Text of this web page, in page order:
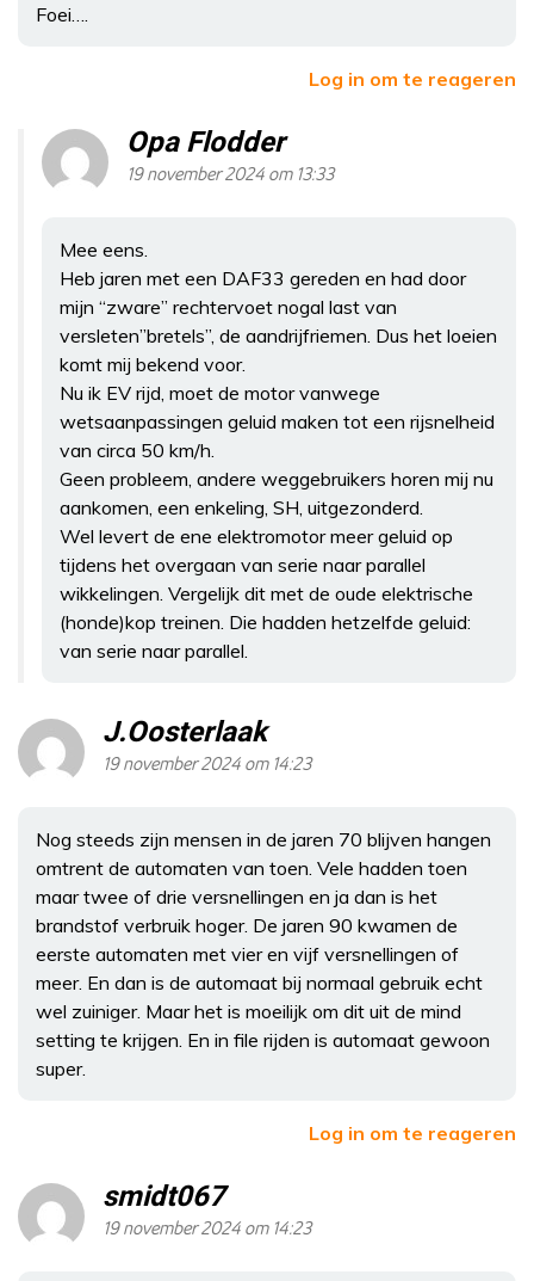
Foei….
Log in om te reageren
Opa Flodder
19 november 2024 om 13:33
Mee eens.
Heb jaren met een DAF33 gereden en had door
mijn “zware” rechtervoet nogal last van
versleten”bretels”, de aandrijfriemen. Dus het loeien
komt mij bekend voor.
Nu ik EV rijd, moet de motor vanwege
wetsaanpassingen geluid maken tot een rijsnelheid
van circa 50 km/h.
Geen probleem, andere weggebruikers horen mij nu
aankomen, een enkeling, SH, uitgezonderd.
Wel levert de ene elektromotor meer geluid op
tijdens het overgaan van serie naar parallel
wikkelingen. Vergelijk dit met de oude elektrische
(honde)kop treinen. Die hadden hetzelfde geluid:
van serie naar parallel.
J.Oosterlaak
19 november 2024 om 14:23
Nog steeds zijn mensen in de jaren 70 blijven hangen
omtrent de automaten van toen. Vele hadden toen
maar twee of drie versnellingen en ja dan is het
brandstof verbruik hoger. De jaren 90 kwamen de
eerste automaten met vier en vijf versnellingen of
meer. En dan is de automaat bij normaal gebruik echt
wel zuiniger. Maar het is moeilijk om dit uit de mind
setting te krijgen. En in file rijden is automaat gewoon
super.
Log in om te reageren
smidt067
19 november 2024 om 14:23